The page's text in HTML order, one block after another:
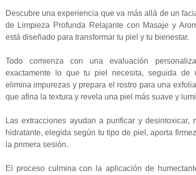
Descubre una experiencia que va más allá de un
de Limpieza Profunda Relajante con Masaje y
está diseñado para transformar tu piel y tu bienestar.
Todo comienza con una evaluación
exactamente lo que tu piel necesita, seguida de
elimina impurezas y prepara el rostro para una
que afina la textura y revela una piel más suave y
Las extracciones ayudan a purificar y desintoxicar,
hidratante, elegida según tu tipo de piel, aporta
la primera sesión.
El proceso culmina con la aplicación de